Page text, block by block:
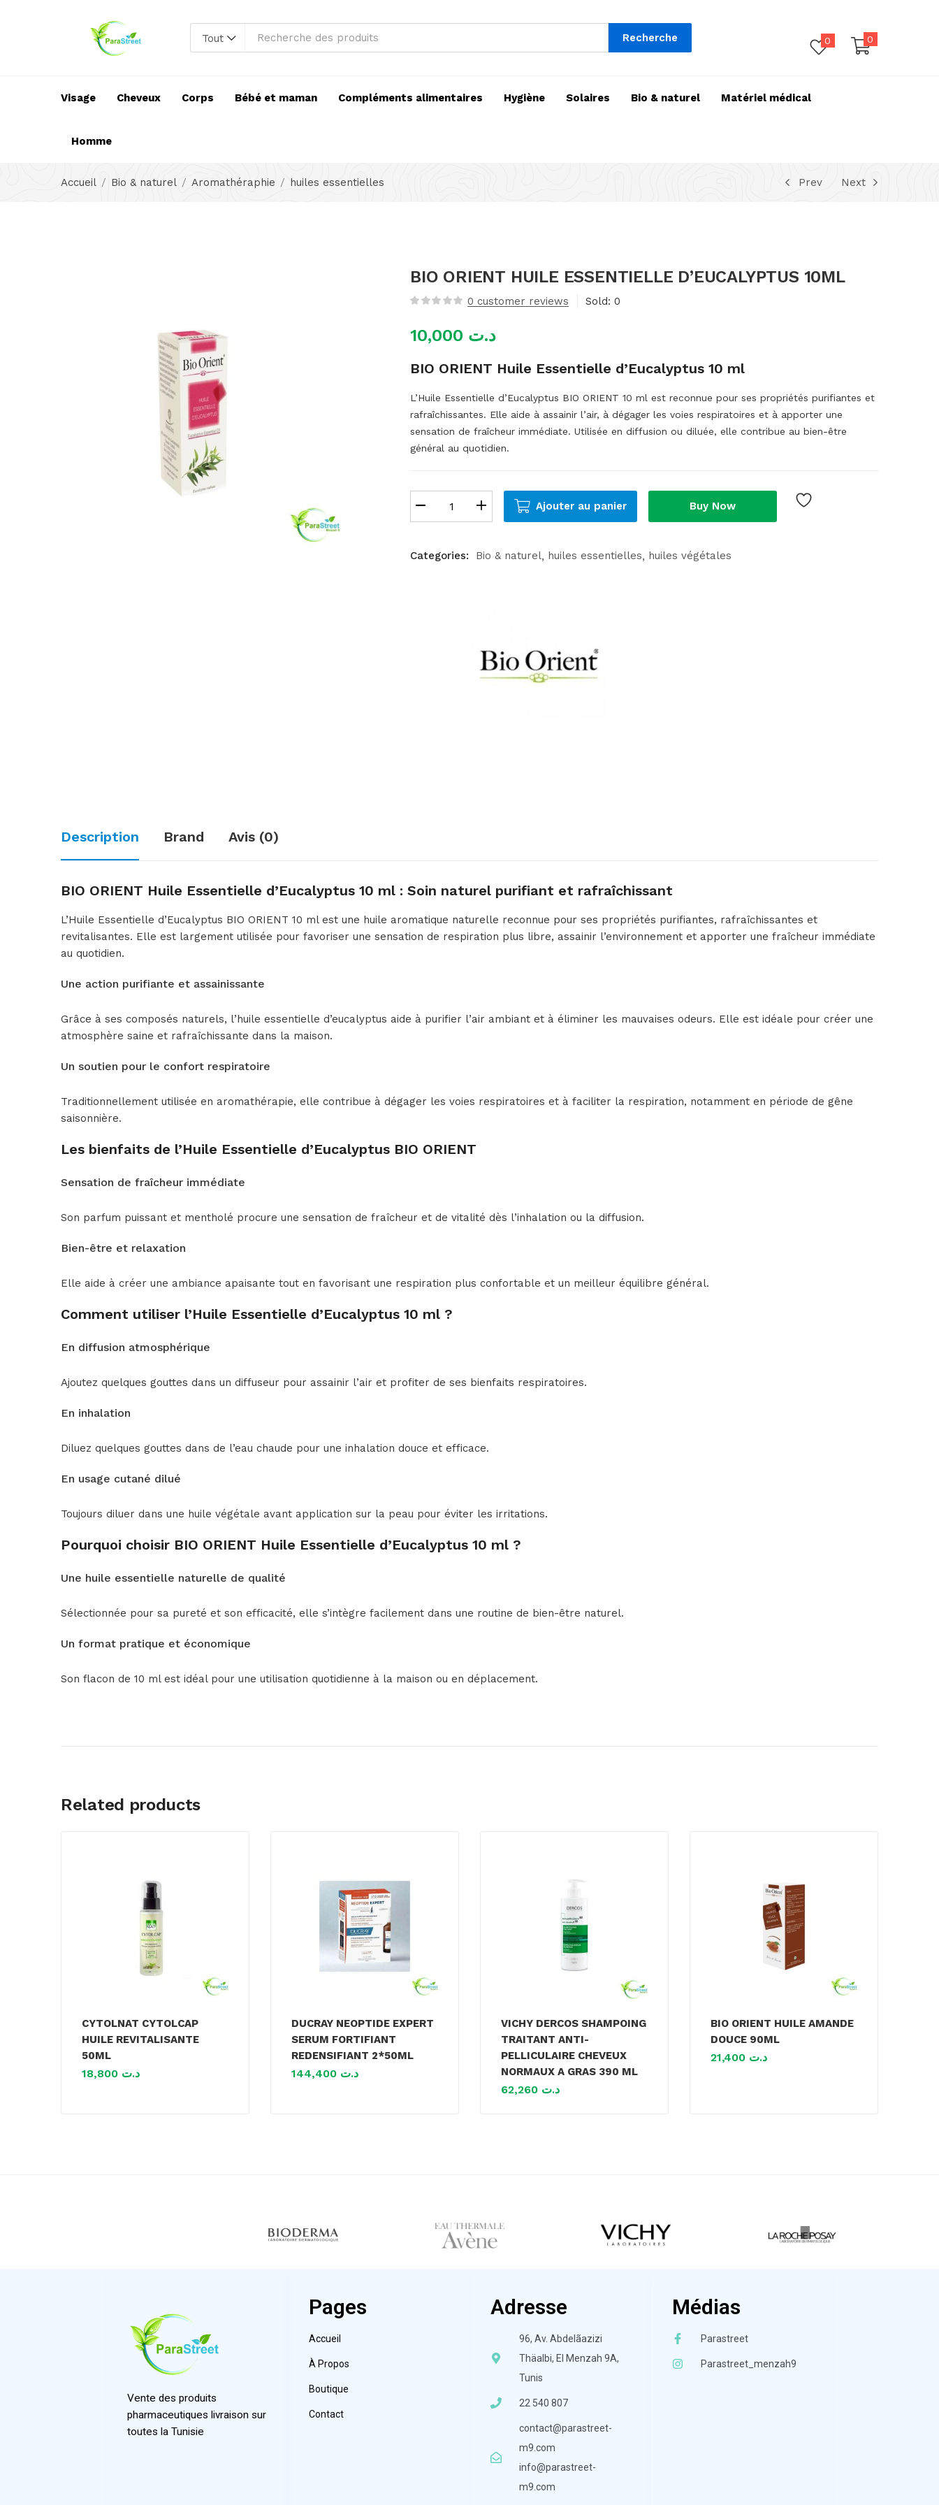
Tout Recherche 0 0
Visage Cheveux Corps Bébé et maman Compléments alimentaires Hygiène Solaires Bio & naturel Matériel médical
Homme
Accueil Bio & naturel Aromathéraphie huiles essentielles Prev Next
BIO ORIENT HUILE ESSENTIELLE D’EUCALYPTUS 10ML
0 customer reviews Sold: 0
د.ت
BIO ORIENT Huile Essentielle d’Eucalyptus 10 ml
L’Huile Essentielle d’Eucalyptus BIO ORIENT 10 ml est reconnue pour ses propriétés purifiantes et
rafraîchissantes. Elle aide à assainir l’air, à dégager les voies respiratoires et à apporter une
sensation de fraîcheur immédiate. Utilisée en diffusion ou diluée, elle contribue au bien-être
général au quotidien.
Ajouter au panier Buy Now
Categories: Bio & naturel huiles essentielles huiles végétales
Description Brand Avis (0)
BIO ORIENT Huile Essentielle d’Eucalyptus 10 ml : Soin naturel purifiant et rafraîchissant
L’Huile Essentielle d’Eucalyptus BIO ORIENT 10 ml est une huile aromatique naturelle reconnue pour ses propriétés purifiantes, rafraîchissantes et
revitalisantes. Elle est largement utilisée pour favoriser une sensation de respiration plus libre, assainir l’environnement et apporter une fraîcheur immédiate
au quotidien.
Une action purifiante et assainissante
Grâce à ses composés naturels, l’huile essentielle d’eucalyptus aide à purifier l’air ambiant et à éliminer les mauvaises odeurs. Elle est idéale pour créer une
atmosphère saine et rafraîchissante dans la maison.
Un soutien pour le confort respiratoire
Traditionnellement utilisée en aromathérapie, elle contribue à dégager les voies respiratoires et à faciliter la respiration, notamment en période de gêne
saisonnière.
Les bienfaits de l’Huile Essentielle d’Eucalyptus BIO ORIENT
Sensation de fraîcheur immédiate
Son parfum puissant et mentholé procure une sensation de fraîcheur et de vitalité dès l’inhalation ou la diffusion.
Bien-être et relaxation
Elle aide à créer une ambiance apaisante tout en favorisant une respiration plus confortable et un meilleur équilibre général.
Comment utiliser l’Huile Essentielle d’Eucalyptus 10 ml ?
En diffusion atmosphérique
Ajoutez quelques gouttes dans un diffuseur pour assainir l’air et profiter de ses bienfaits respiratoires.
En inhalation
Diluez quelques gouttes dans de l’eau chaude pour une inhalation douce et efficace.
En usage cutané dilué
Toujours diluer dans une huile végétale avant application sur la peau pour éviter les irritations.
Pourquoi choisir BIO ORIENT Huile Essentielle d’Eucalyptus 10 ml ?
Une huile essentielle naturelle de qualité
Sélectionnée pour sa pureté et son efficacité, elle s’intègre facilement dans une routine de bien-être naturel.
Un format pratique et économique
Son flacon de 10 ml est idéal pour une utilisation quotidienne à la maison ou en déplacement.
Related products
CYTOLNAT CYTOLCAP
HUILE REVITALISANTE
50ML
د.ت
DUCRAY NEOPTIDE EXPERT
SERUM FORTIFIANT
REDENSIFIANT 2*50ML
د.ت
VICHY DERCOS SHAMPOING
TRAITANT ANTI-
PELLICULAIRE CHEVEUX
NORMAUX A GRAS 390 ML
د.ت
BIO ORIENT HUILE AMANDE
DOUCE 90ML
د.ت
Vente des produits
pharmaceutiques livraison sur
toutes la Tunisie
Pages
Accueil
À Propos
Boutique
Contact
Adresse
96, Av. Abdelãazizi
Thäalbi, El Menzah 9A,
Tunis
22 540 807
contact@parastreet-
m9.com
info@parastreet-
m9.com
Médias
Parastreet
Parastreet_menzah9